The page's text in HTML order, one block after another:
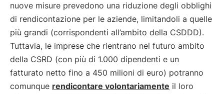
nuove misure prevedono una riduzione degli obblighi
di rendicontazione per le aziende, limitandoli a quelle
più grandi (corrispondenti all’ambito della CSDDD).
Tuttavia, le imprese che rientrano nel futuro ambito
della CSRD (con più di 1.000 dipendenti e un
fatturato netto fino a 450 milioni di euro) potranno
comunque rendicontare volontariamente il loro